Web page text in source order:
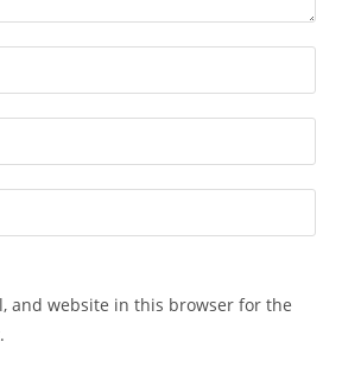
and website in this browser for the